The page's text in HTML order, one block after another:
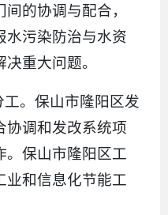
的协调与配合，
水污染防治与水资
重大问题。
。保山市隆阳区发
协调和发改系统项
。保山市隆阳区工
业和信息化节能工